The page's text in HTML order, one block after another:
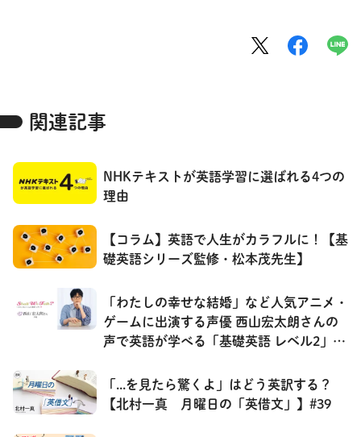
関連記事
NHKテキストが英語学習に選ばれる4つの
理由
【コラム】英語で人生がカラフルに！【基
礎英語シリーズ監修・松本茂先生】
「わたしの幸せな結婚」など人気アニメ・
ゲームに出演する声優 西山宏太朗さんの
声で英語が学べる「基礎英語 レベル2」の
「...を見たら驚くよ」はどう英訳する？
【北村一真 月曜日の「英借文」】#39